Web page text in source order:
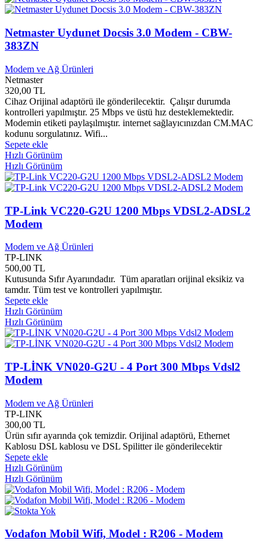
Bilgi Çocuk Yayınları 0
Bilgi Toplumu Yayınları 0
Bilgi Vizyon Yayınları
Bilgin Çocuk Yayınları
Bilim Araştırma Merkezi Yayınevi
Bilim Gönül Yayınları
Bilim ve Sanat Yayınları 0
Bilim ve Teknik Yayınları 0
Bilim Yayınları 0
Bilimsel Tıp Yayınları
Bilmen Yayınları
Bilnet Yayınları
Biltek Yayınları 0
Biltur Yayınları 0
Biostar 0
Bir Yudum İnsan Yayınları
Birleşik Tomurcuk Yayınları
Birlik Yayınları 0
Birun Yayınları 0
Bisnev Yayınları
Bitter Yayınları
Biz Yayınları 0
Bizim Kitaplar Yayınları 0
Black Cat Book 0
BMG Müzik
Bordo Beyaz Yayınları
Bordo Siyah Yayınları 0
Borusan Yayınları 0
Boyner Yayınları
Boyut Müzik
Boyut Yayınları
Braun 0
Brother
Bu Yayınları 0
Netmaster Uydunet Docsis 3.0 Modem - CBW-
383ZN
Modem ve Ağ Ürünleri
Netmaster
320,00 TL
Cihaz Orijinal adaptörü ile gönderilecektir. Çalışır durumda
kontrolleri yapılmıştır. 25 Mbps ve üstü hız desteklemektedir.
Modemin etiketi paylaşılmıştır. internet sağlayıcınızdan CM.MAC
kodunu sorgulatınız. Wifi...
Sepete ekle
Hızlı Görünüm
Hızlı Görünüm
TP-Link VC220-G2U 1200 Mbps VDSL2-ADSL2
Modem
Modem ve Ağ Ürünleri
TP-LINK
500,00 TL
Kutusunda Sıfır Ayarıındadır. Tüm aparatları orijinal eksikiz va
tamdır. Tüm test ve kontrolleri yapılmıştır.
Sepete ekle
Hızlı Görünüm
Hızlı Görünüm
TP-LİNK VN020-G2U - 4 Port 300 Mbps Vdsl2
Modem
Modem ve Ağ Ürünleri
TP-LINK
300,00 TL
Ürün sıfır ayarında çok temizdir. Orijinal adaptörü, Ethernet
Kablosu DSL kablosu ve DSL Spilitter ile gönderilecektir
Sepete ekle
Hızlı Görünüm
Hızlı Görünüm
Vodafon Mobil Wifi, Model : R206 - Modem